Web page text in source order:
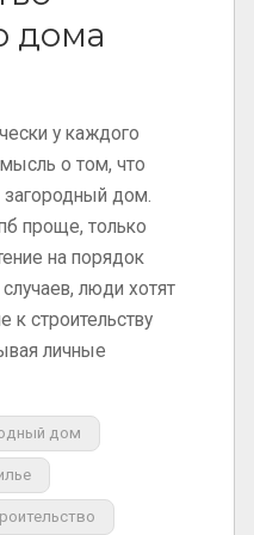
дома
у каждого
о том, что
дом.
проще, только
на порядок
люди хотят
к строительству
личные
дом